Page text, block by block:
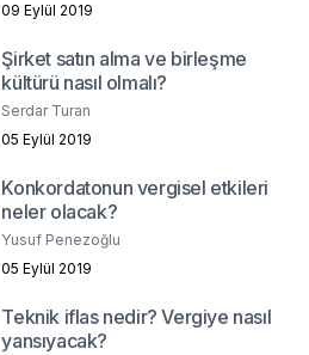
09 Eylül 2019
Şirket satın alma ve birleşme
kültürü nasıl olmalı?
Serdar Turan
05 Eylül 2019
Konkordatonun vergisel etkileri
neler olacak?
Yusuf Penezoğlu
05 Eylül 2019
Teknik iflas nedir? Vergiye nasıl
yansıyacak?